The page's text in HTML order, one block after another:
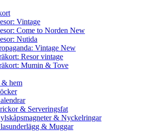
Vintage
Come to Norden New
Nutida
Vintage New
Resor vintage
Mumin & Tove
hem
& Serveringsfat
& Nyckelringar
& Muggar